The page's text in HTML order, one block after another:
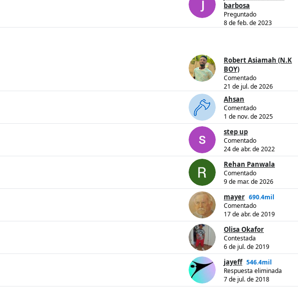
barbosa
Preguntado
8 de feb. de 2023
Robert Asiamah (N.K
BOY)
Comentado
21 de jul. de 2026
Ahsan
Comentado
1 de nov. de 2025
step up
Comentado
24 de abr. de 2022
Rehan Panwala
Comentado
9 de mar. de 2026
mayer 690.4mil
Comentado
17 de abr. de 2019
Olisa Okafor
Contestada
6 de jul. de 2019
jayeff 546.4mil
Respuesta eliminada
7 de jul. de 2018